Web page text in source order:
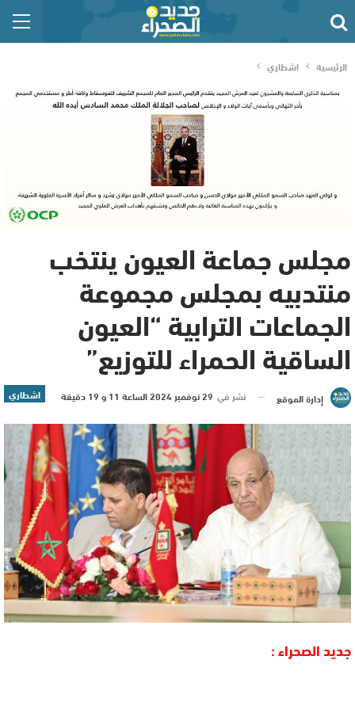
الرئيسية اشطاري
مجلس جماعة العيون ينتخب
منتدبيه بمجلس مجموعة
الجماعات الترابية “العيون
الساقية الحمراء للتوزيع”
اشطاري إدارة الموقع نشر في 29 نوفمبر 2024 الساعة 11 و 19 دقيقة
جديد الصحراء :